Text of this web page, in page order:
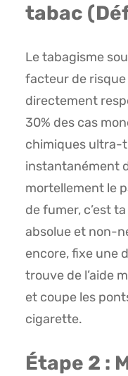
tabac
Le tabagisme
facteur de
directement
30% des cas
chimiques ultra-
instantanément
mortellement le
de fumer, c’est
absolue et non-
encore, fixe une
trouve de l’aide
et coupe les
cigarette.
Étape 2 :